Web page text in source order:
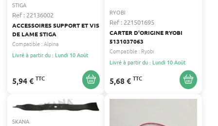
STIGA
Ref : 22136002
ACCESSOIRES SUPPORT ET VIS
DE LAME STIGA
Compatible :Alpina
Livré à partir du : Lundi 10 Août
5,94 € TTC
RYOBI
Ref : 221501695
CARTER D'ORIGINE RYOBI
5131037063
Compatible : Ryobi
Livré à partir du : Lundi 10 Août
5,68 € TTC
SKANA